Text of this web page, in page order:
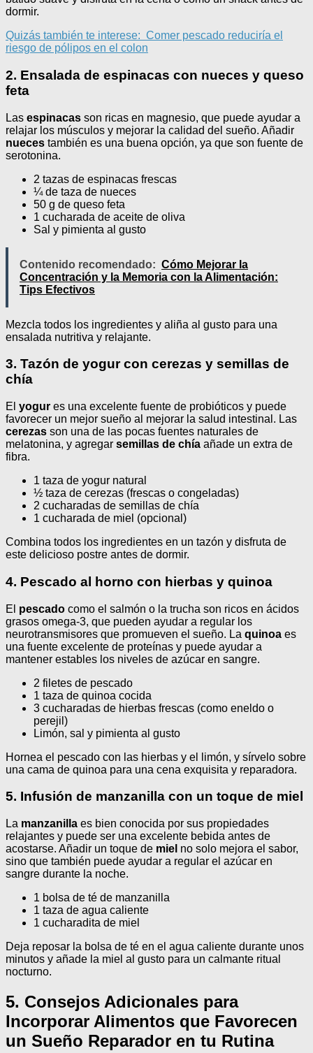
dormir.
Quizás también te interese: Comer pescado reduciría el
riesgo de pólipos en el colon
2. Ensalada de espinacas con nueces y queso
feta
Las espinacas son ricas en magnesio, que puede ayudar a
relajar los músculos y mejorar la calidad del sueño. Añadir
nueces también es una buena opción, ya que son fuente de
serotonina.
2 tazas de espinacas frescas
¼ de taza de nueces
50 g de queso feta
1 cucharada de aceite de oliva
Sal y pimienta al gusto
Contenido recomendado: Cómo Mejorar la
Concentración y la Memoria con la Alimentación:
Tips Efectivos
Mezcla todos los ingredientes y aliña al gusto para una
ensalada nutritiva y relajante.
3. Tazón de yogur con cerezas y semillas de
chía
El yogur es una excelente fuente de probióticos y puede
favorecer un mejor sueño al mejorar la salud intestinal. Las
cerezas son una de las pocas fuentes naturales de
melatonina, y agregar semillas de chía añade un extra de
fibra.
1 taza de yogur natural
½ taza de cerezas (frescas o congeladas)
2 cucharadas de semillas de chía
1 cucharada de miel (opcional)
Combina todos los ingredientes en un tazón y disfruta de
este delicioso postre antes de dormir.
4. Pescado al horno con hierbas y quinoa
El pescado como el salmón o la trucha son ricos en ácidos
grasos omega-3, que pueden ayudar a regular los
neurotransmisores que promueven el sueño. La quinoa es
una fuente excelente de proteínas y puede ayudar a
mantener estables los niveles de azúcar en sangre.
2 filetes de pescado
1 taza de quinoa cocida
3 cucharadas de hierbas frescas (como eneldo o
perejil)
Limón, sal y pimienta al gusto
Hornea el pescado con las hierbas y el limón, y sírvelo sobre
una cama de quinoa para una cena exquisita y reparadora.
5. Infusión de manzanilla con un toque de miel
La manzanilla es bien conocida por sus propiedades
relajantes y puede ser una excelente bebida antes de
acostarse. Añadir un toque de miel no solo mejora el sabor,
sino que también puede ayudar a regular el azúcar en
sangre durante la noche.
1 bolsa de té de manzanilla
1 taza de agua caliente
1 cucharadita de miel
Deja reposar la bolsa de té en el agua caliente durante unos
minutos y añade la miel al gusto para un calmante ritual
nocturno.
5. Consejos Adicionales para
Incorporar Alimentos que Favorecen
un Sueño Reparador en tu Rutina